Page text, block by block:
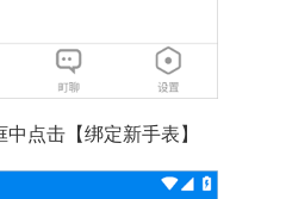
点击【绑定新手表】